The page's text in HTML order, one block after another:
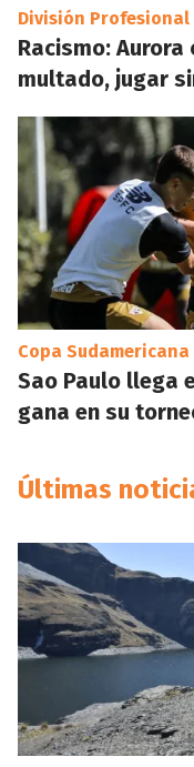
División Profesional
Racismo:
multado, jugar
Copa Sudamericana
Sao Paulo llega
gana en su
Últimas